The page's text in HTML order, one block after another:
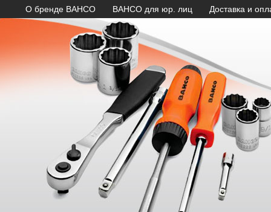
О бренде BAHCO BAHCO для юр. лиц Доставка и